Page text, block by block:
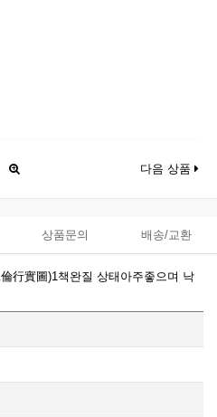
다음 상품
상품문의 배송/교환
行實圖)1책완질 상태아주좋으며 낙